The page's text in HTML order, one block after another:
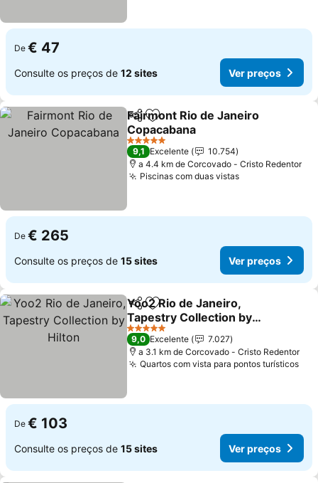
De € 47
Consulte os preços de 12 sites Ver preços
PartilharAdicionar aos favoritos
Fairmont Rio de Janeiro
Copacabana
5 Estrelas
9,1 Excelente
10.754
a 4.4 km de Corcovado - Cristo Redentor
Piscinas com duas vistas
De € 265
Consulte os preços de 15 sites Ver preços
PartilharAdicionar aos favoritos
Yoo2 Rio de Janeiro,
Tapestry Collection by
Hilton
5 Estrelas
9,0 Excelente
7.027
a 3.1 km de Corcovado - Cristo Redentor
Quartos com vista para pontos turísticos
De € 103
Consulte os preços de 15 sites Ver preços